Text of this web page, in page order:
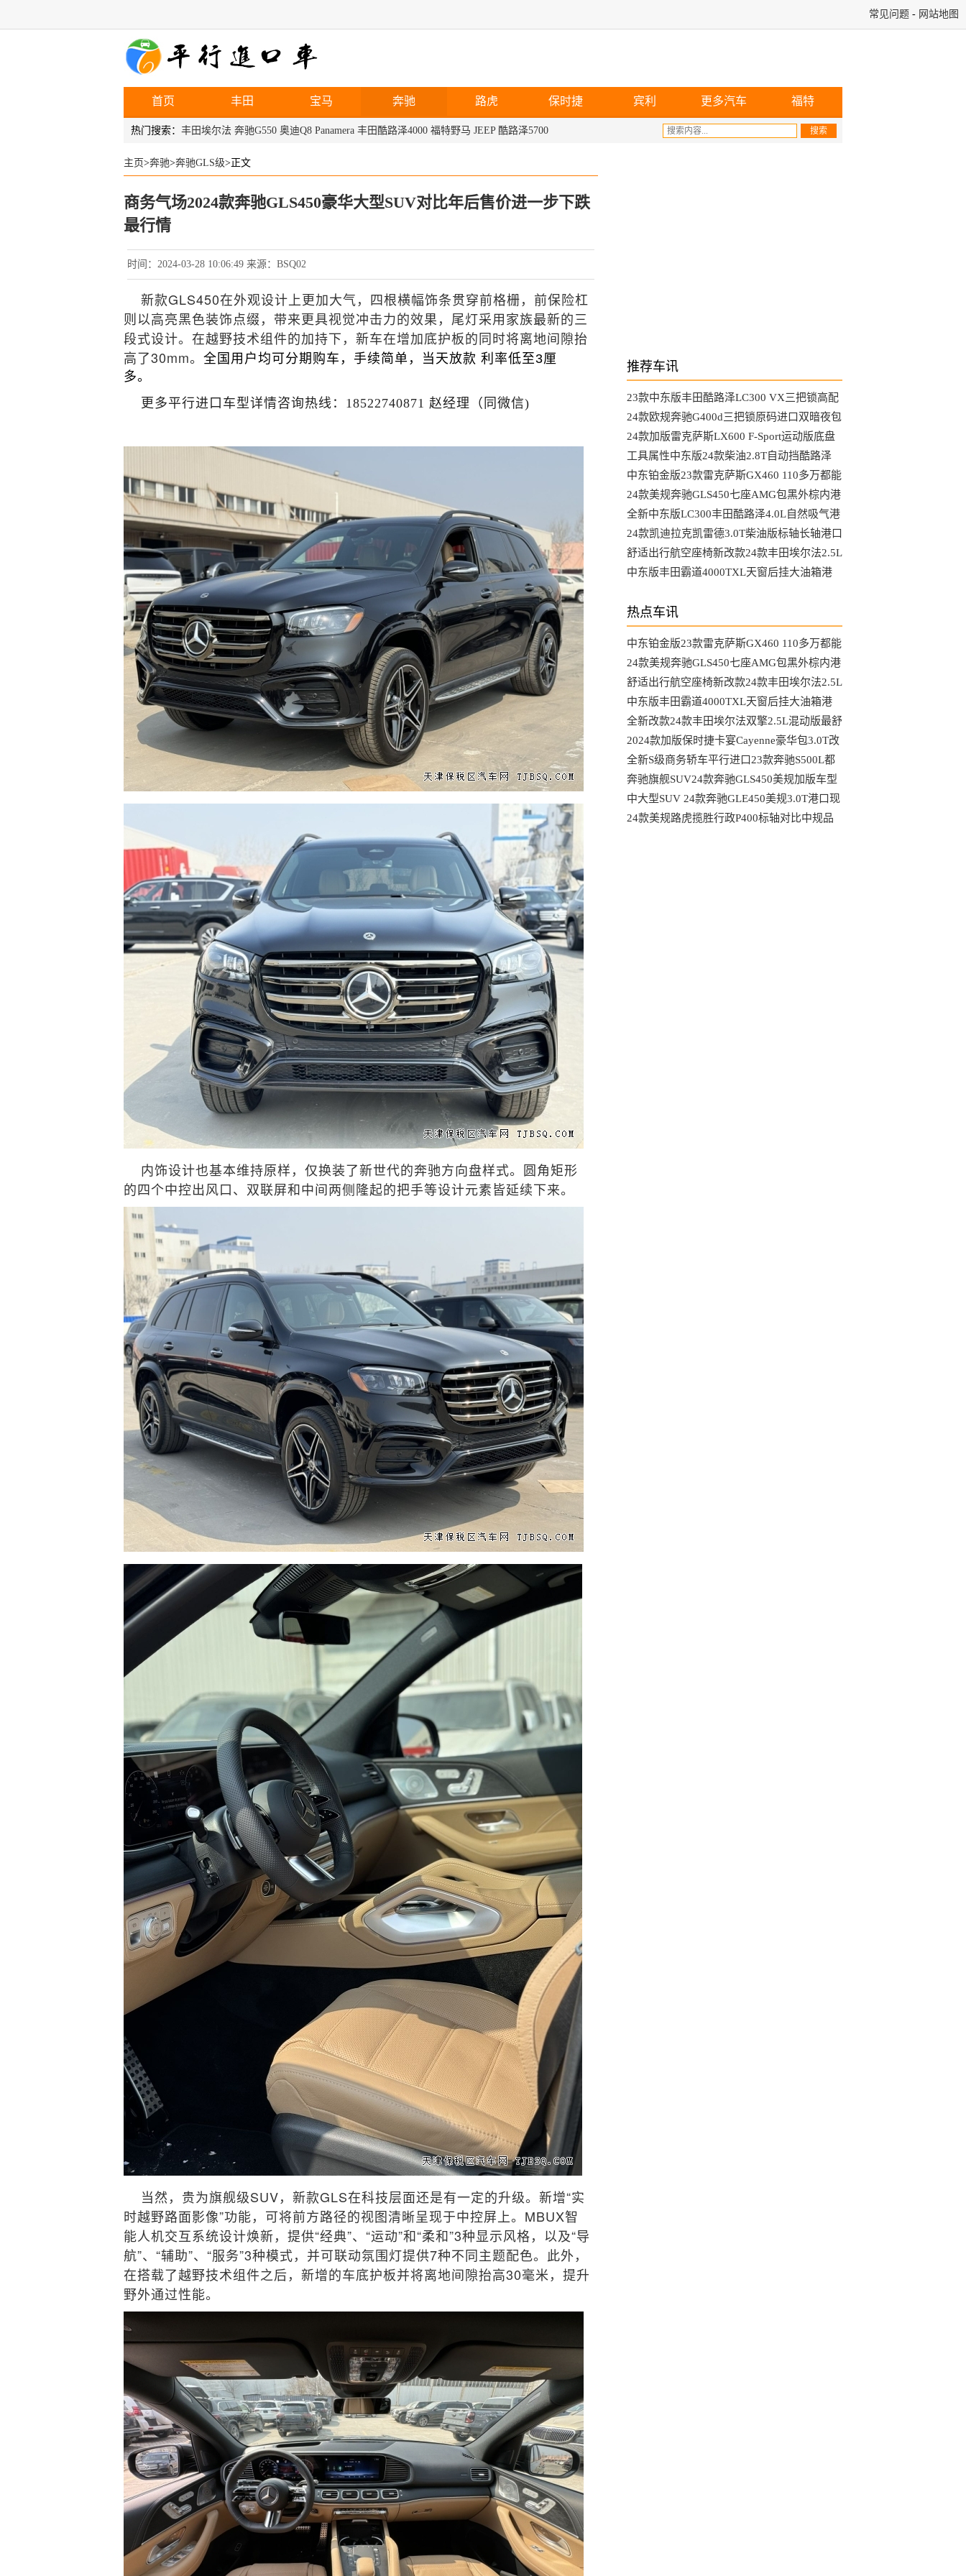
常见问题 - 网站地图
首页 丰田 宝马 奔驰 路虎 保时捷 宾利 更多汽车 福特
热门搜索： 丰田埃尔法 奔驰G550 奥迪Q8 Panamera 丰田酷路泽4000 福特野马 JEEP 酷路泽5700
主页>奔驰>奔驰GLS级>正文
商务气场2024款奔驰GLS450豪华大型SUV对比年后售价进一步下跌
最行情
时间：2024-03-28 10:06:49 来源：BSQ02
新款GLS450在外观设计上更加大气，四根横幅饰条贯穿前格栅，前保险杠
则以高亮黑色装饰点缀，带来更具视觉冲击力的效果，尾灯采用家族最新的三
段式设计。在越野技术组件的加持下，新车在增加底护板的同时将离地间隙抬
高了30mm。 全 国用户均可分期购车，手续简单，当天放款 利率低至3厘
多。
更多平行进口车型详情咨询热线：18522740871 赵经理（同微信)
内饰设计也基本维持原样，仅换装了新世代的奔驰方向盘样式。圆角矩形
的四个中控出风口、双联屏和中间两侧隆起的把手等设计元素皆延续下来。
当然，贵为旗舰级SUV，新款GLS在科技层面还是有一定的升级。新增“实
时越野路面影像”功能，可将前方路径的视图清晰呈现于中控屏上。MBUX智
能人机交互系统设计焕新，提供“经典”、“运动”和“柔和”3种显示风格，以及“导
航”、“辅助”、“服务”3种模式，并可联动氛围灯提供7种不同主题配色。此外，
在搭载了越野技术组件之后，新增的车底护板并将离地间隙抬高30毫米，提升
野外通过性能。
推荐车讯
23款中东版丰田酷路泽LC300 VX三把锁高配
都选装哪些配置
24款欧规奔驰G400d三把锁原码进口双暗夜包
AMG港口最新行情
24款加版雷克萨斯LX600 F-Sport运动版底盘
升降马克音响港口行情
工具属性中东版24款柴油2.8T自动挡酷路泽
LC76硬派越野车
中东铂金版23款雷克萨斯GX460 110多万都能
选到哪些配置
24款美规奔驰GLS450七座AMG包黑外棕内港
口最具性价比车型
全新中东版LC300丰田酷路泽4.0L自然吸气港
口行情降到底了吗
24款凯迪拉克凯雷德3.0T柴油版标轴长轴港口
最新行情参数
舒适出行航空座椅新改款24款丰田埃尔法2.5L
混动版天津大库行情
中东版丰田霸道4000TXL天窗后挂大油箱港
热点车讯
中东铂金版23款雷克萨斯GX460 110多万都能
选到哪些配置
24款美规奔驰GLS450七座AMG包黑外棕内港
口最具性价比车型
舒适出行航空座椅新改款24款丰田埃尔法2.5L
混动版天津大库行情
中东版丰田霸道4000TXL天窗后挂大油箱港
口最新行情可分期
全新改款24款丰田埃尔法双擎2.5L混动版最舒
适的MPV港口行情
2024款加版保时捷卡宴Cayenne豪华包3.0T改
款后都有哪些变动
全新S级商务轿车平行进口23款奔驰S500L都
有哪些独特优势
奔驰旗舰SUV24款奔驰GLS450美规加版车型
港口现车
中大型SUV 24款奔驰GLE450美规3.0T港口现
车最新行情
24款美规路虎揽胜行政P400标轴对比中规品